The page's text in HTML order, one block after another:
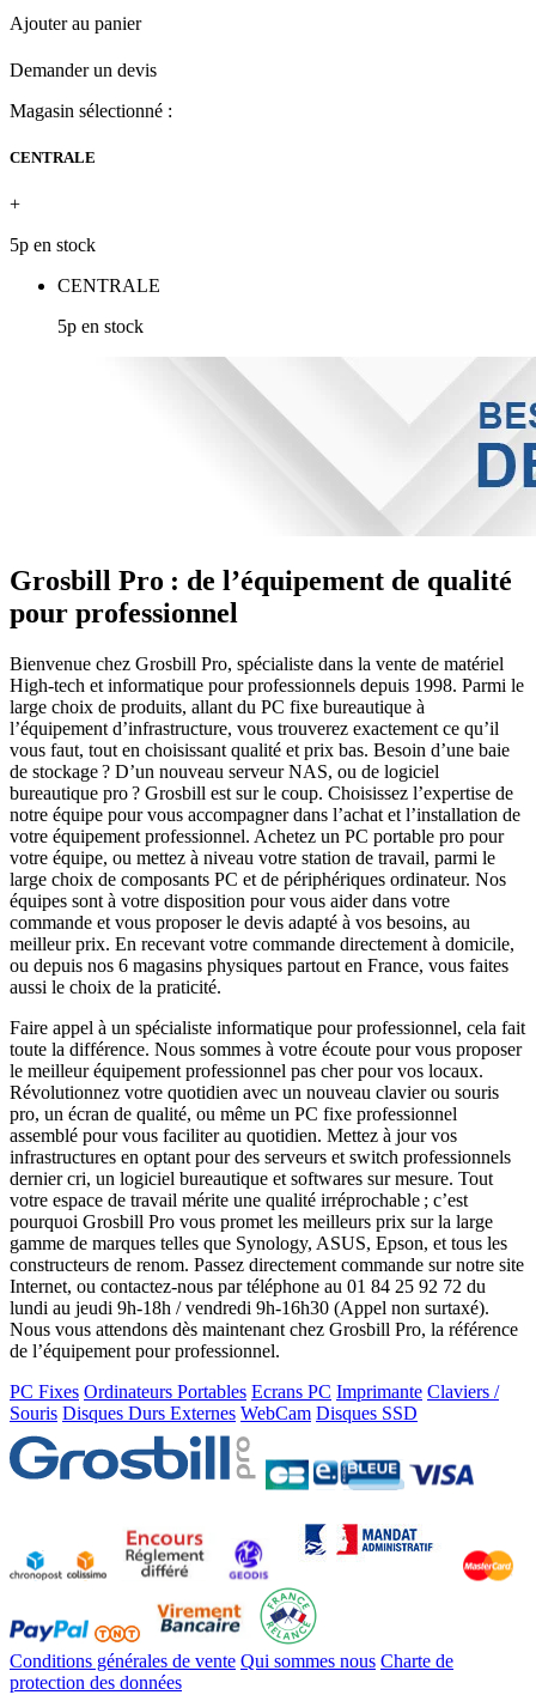
Ajouter au panier
Demander un devis
Magasin sélectionné :
CENTRALE
+
5p en stock
CENTRALE
5p en stock
Grosbill Pro : de l’équipement de qualité
pour professionnel
Bienvenue chez Grosbill Pro, spécialiste dans la vente de matériel
High-tech et informatique pour professionnels depuis 1998. Parmi le
large choix de produits, allant du PC fixe bureautique à
l’équipement d’infrastructure, vous trouverez exactement ce qu’il
vous faut, tout en choisissant qualité et prix bas. Besoin d’une baie
de stockage ? D’un nouveau serveur NAS, ou de logiciel
bureautique pro ? Grosbill est sur le coup. Choisissez l’expertise de
notre équipe pour vous accompagner dans l’achat et l’installation de
votre équipement professionnel. Achetez un PC portable pro pour
votre équipe, ou mettez à niveau votre station de travail, parmi le
large choix de composants PC et de périphériques ordinateur. Nos
équipes sont à votre disposition pour vous aider dans votre
commande et vous proposer le devis adapté à vos besoins, au
meilleur prix. En recevant votre commande directement à domicile,
ou depuis nos 6 magasins physiques partout en France, vous faites
aussi le choix de la praticité.
Faire appel à un spécialiste informatique pour professionnel, cela fait
toute la différence. Nous sommes à votre écoute pour vous proposer
le meilleur équipement professionnel pas cher pour vos locaux.
Révolutionnez votre quotidien avec un nouveau clavier ou souris
pro, un écran de qualité, ou même un PC fixe professionnel
assemblé pour vous faciliter au quotidien. Mettez à jour vos
infrastructures en optant pour des serveurs et switch professionnels
dernier cri, un logiciel bureautique et softwares sur mesure. Tout
votre espace de travail mérite une qualité irréprochable ; c’est
pourquoi Grosbill Pro vous promet les meilleurs prix sur la large
gamme de marques telles que Synology, ASUS, Epson, et tous les
constructeurs de renom. Passez directement commande sur notre site
Internet, ou contactez-nous par téléphone au 01 84 25 92 72 du
lundi au jeudi 9h-18h / vendredi 9h-16h30 (Appel non surtaxé).
Nous vous attendons dès maintenant chez Grosbill Pro, la référence
de l’équipement pour professionnel.
PC Fixes Ordinateurs Portables Ecrans PC Imprimante Claviers /
Souris Disques Durs Externes WebCam Disques SSD
Conditions générales de vente Qui sommes nous Charte de
protection des données